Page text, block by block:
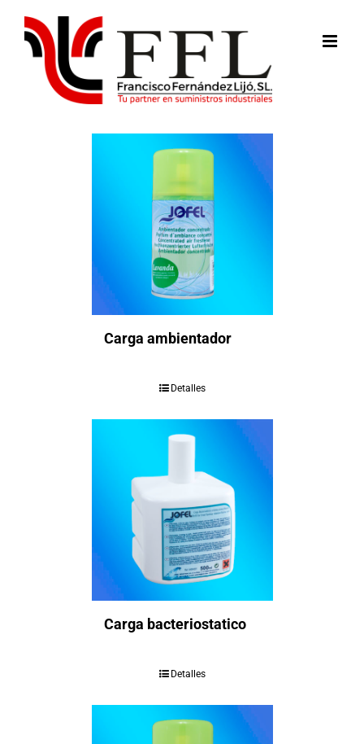
contenido
Carga ambientador
Detalles
Carga bacteriostatico
Detalles